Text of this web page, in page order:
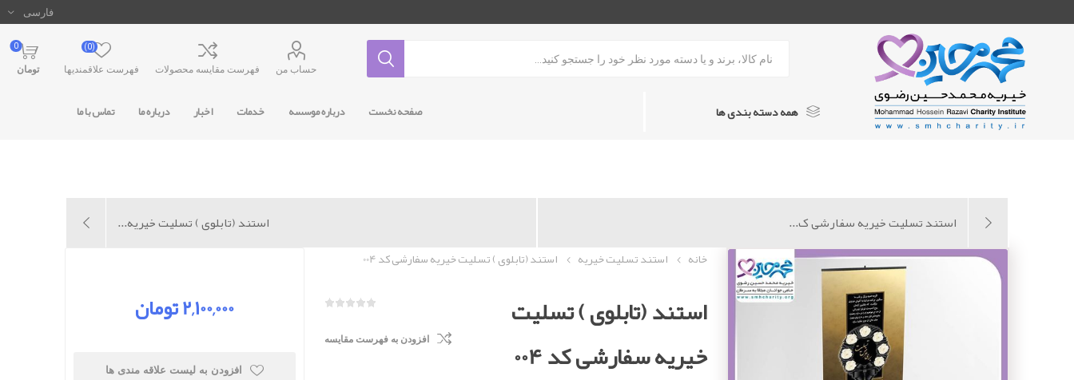
حساب من فهرست مقایسه محصولات فهرست علاقمندیها
(0)
0
تومان
همه دسته بندی ها صفحه نخست درباره موسسه خدمات اخبار درباره ما تماس با ما
استند تسلیت خیریه سفارشی ک... استند (تابلوی ) تسلیت خیریه...
خانه استند تسلیت خیریه استند (تابلوی ) تسلیت خیریه سفارشی کد 004
استند (تابلوی ) تسلیت
خیریه سفارشی کد 004
افزودن به فهرست مقایسه
2,100,000 تومان
افزودن به لیست علاقه مندی ها